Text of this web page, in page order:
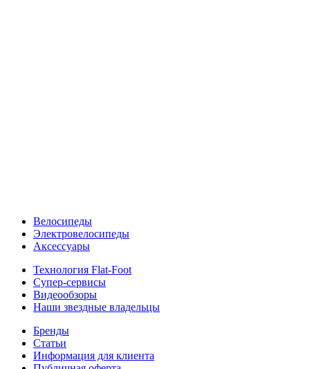
Велосипеды
Электровелосипеды
Аксессуары
Технология Flat-Foot
Супер-сервисы
Видеообзоры
Наши звездные владельцы
Бренды
Статьи
Информация для клиента